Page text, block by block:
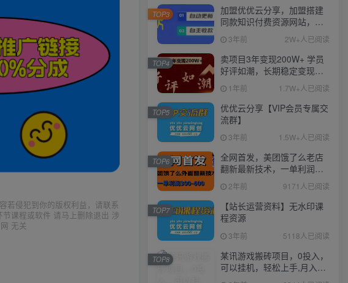
若侵犯到你的版权利益，请联系
课程或软件 请马上删除退出 涉
无关
加盟优优云分享，加盟搭建
同款知识付费资源网站，实
现长期稳定被动收入~
3年前 2W+人已阅读
TOP3
卖项目3年变现200W+ 学员
好评如潮，长期稳定变现，
可以一直干到老！
1年前 1.7W+人已阅读
TOP4
优优云分享【VIP会员专属交
流群】
3年前 1.5W+人已阅读
TOP5
全网首发，美团饿了么老店
翻新最新技术，一单利润
300-600
2年前 9171人已阅读
TOP6
【站长运营资料】无水印课
程资源
3年前 5118人已阅读
TOP7
某讯游戏搬砖项目，0投入，
可以挂机，轻松上手,月入
3000+上不封顶
TOP8